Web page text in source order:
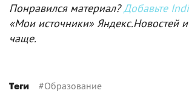
Понравился материал?Добавьте
«Мои источники» Яндекс.Новостей и
чаще.
Теги #Образование